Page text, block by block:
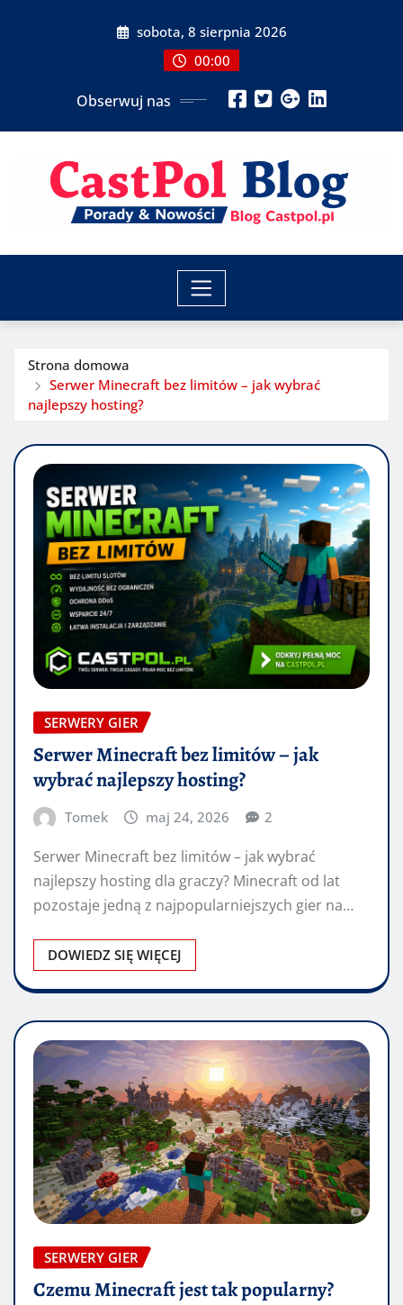
sobota, 8 sierpnia 2026
00:00
Obserwuj nas
Strona domowa
Serwer Minecraft bez limitów – jak wybrać
najlepszy hosting?
SERWERY GIER
Serwer Minecraft bez limitów – jak
wybrać najlepszy hosting?
Tomek maj 24, 2026 2
Serwer Minecraft bez limitów – jak wybrać
najlepszy hosting dla graczy? Minecraft od lat
pozostaje jedną z najpopularniejszych gier na…
DOWIEDZ SIĘ WIĘCEJ
SERWERY GIER
Czemu Minecraft jest tak popularny?